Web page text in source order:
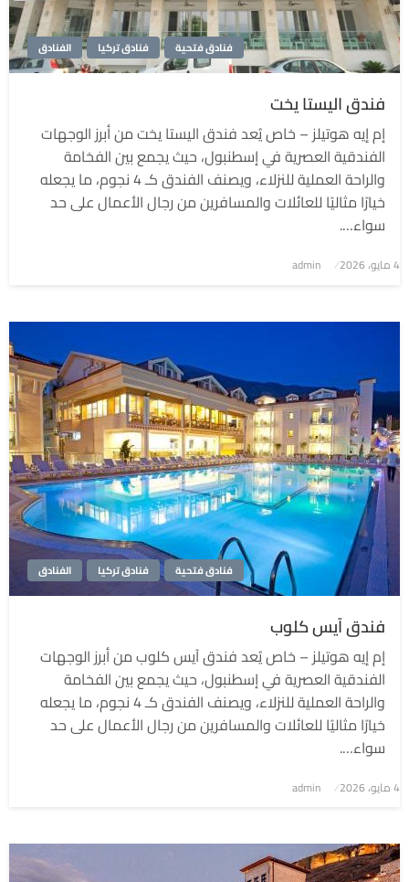
الفنادق فنادق تركيا فنادق فتحية
فندق اليستا يخت
إم إيه هوتيلز – خاص يُعد فندق اليستا يخت من أبرز الوجهات
الفندقية العصرية في إسطنبول، حيث يجمع بين الفخامة
والراحة العملية للنزلاء، ويصنف الفندق كـ 4 نجوم، ما يجعله
خيارًا مثاليًا للعائلات والمسافرين من رجال الأعمال على حد
سواء….
نُشر
4 مايو، 2026 admin
الفنادق فنادق تركيا فنادق فتحية
فندق آيس كلوب
إم إيه هوتيلز – خاص يُعد فندق آيس كلوب من أبرز الوجهات
الفندقية العصرية في إسطنبول، حيث يجمع بين الفخامة
والراحة العملية للنزلاء، ويصنف الفندق كـ 4 نجوم، ما يجعله
خيارًا مثاليًا للعائلات والمسافرين من رجال الأعمال على حد
سواء….
نُشر
4 مايو، 2026 admin